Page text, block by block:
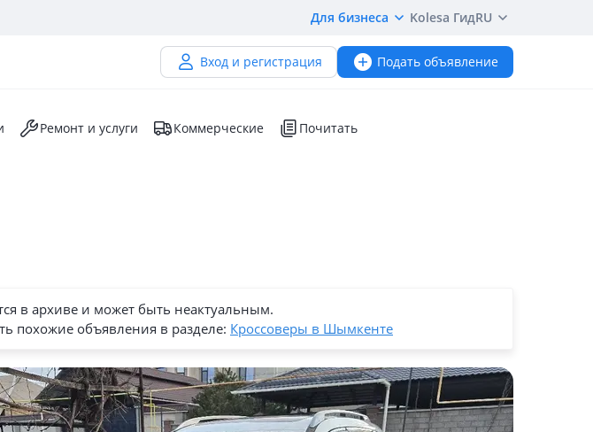
Для бизнеса Kolesa ГидRU
Вход и регистрация Подать объявление
Ремонт и услуги Коммерческие Почитать
в архиве и может быть неактуальным.
похожие объявления в разделе: Кроссоверы в Шымкенте